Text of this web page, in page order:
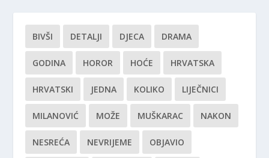
BIVŠI DETALJI DJECA DRAMA
GODINA HOROR HOĆE HRVATSKA
HRVATSKI JEDNA KOLIKO LIJEČNICI
MILANOVIĆ MOŽE MUŠKARAC NAKON
NESREĆA NEVRIJEME OBJAVIO